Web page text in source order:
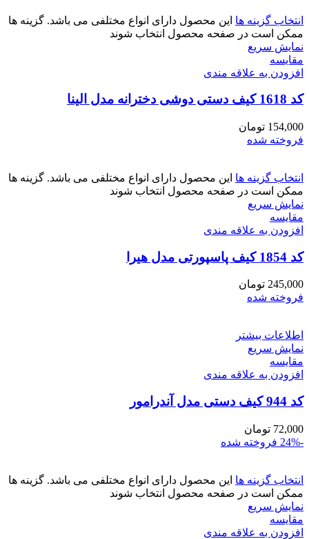
انتخاب گزینه ها این محصول دارای انواع مختلفی می باشد. گزینه ها
ممکن است در صفحه محصول انتخاب شوند
نمایش سریع
مقايسه
افزودن به علاقه مندی
کد 1618 کیف دستی دوشی دخترانه مدل الینا
154,000 تومان
فروخته شده
انتخاب گزینه ها این محصول دارای انواع مختلفی می باشد. گزینه ها
ممکن است در صفحه محصول انتخاب شوند
نمایش سریع
مقايسه
افزودن به علاقه مندی
کد 1854 کیف پاسپورتی مدل هیرا
245,000 تومان
فروخته شده
اطلاعات بیشتر
نمایش سریع
مقايسه
افزودن به علاقه مندی
کد 944 کیف دستی مدل آندرامور
72,000 تومان
-24%
فروخته شده
انتخاب گزینه ها این محصول دارای انواع مختلفی می باشد. گزینه ها
ممکن است در صفحه محصول انتخاب شوند
نمایش سریع
مقايسه
افزودن به علاقه مندی